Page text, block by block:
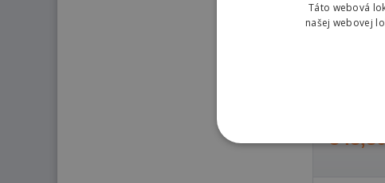
Táto webová
našej webovej